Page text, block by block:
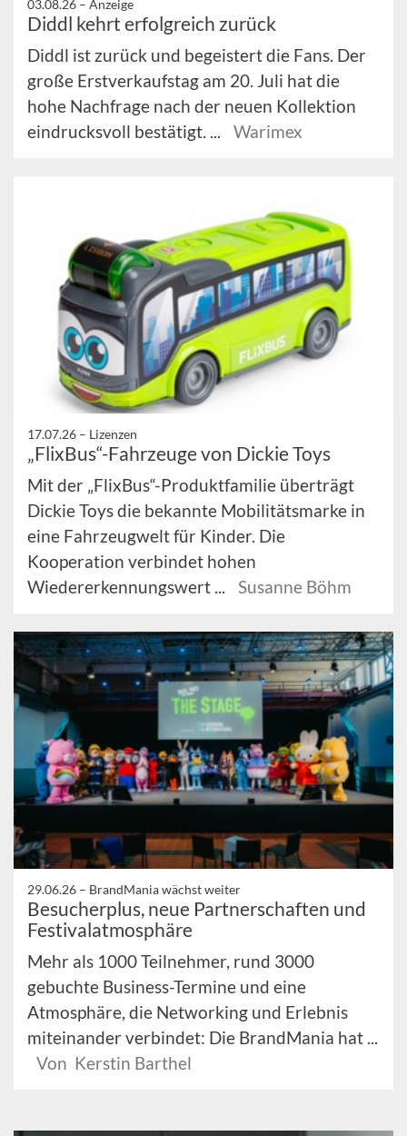
03.08.26 – Anzeige
Diddl kehrt erfolgreich zurück
Diddl ist zurück und begeistert die Fans. Der
große Erstverkaufstag am 20. Juli hat die
hohe Nachfrage nach der neuen Kollektion
eindrucksvoll bestätigt. ...
Warimex
17.07.26 – Lizenzen
„FlixBus“-Fahrzeuge von Dickie Toys
Mit der „FlixBus“-Produktfamilie überträgt
Dickie Toys die bekannte Mobilitätsmarke in
eine Fahrzeugwelt für Kinder. Die
Kooperation verbindet hohen
Wiedererkennungswert ...
Susanne Böhm
29.06.26 – BrandMania wächst weiter
Besucherplus, neue Partnerschaften und
Festivalatmosphäre
Mehr als 1000 Teilnehmer, rund 3000
gebuchte Business-Termine und eine
Atmosphäre, die Networking und Erlebnis
miteinander verbindet: Die BrandMania hat ...
Von Kerstin Barthel